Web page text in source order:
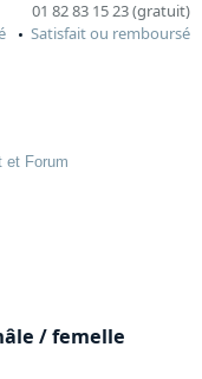
01 82 83 15 23 (gratuit)
Satisfait ou remboursé
et Forum
/ femelle